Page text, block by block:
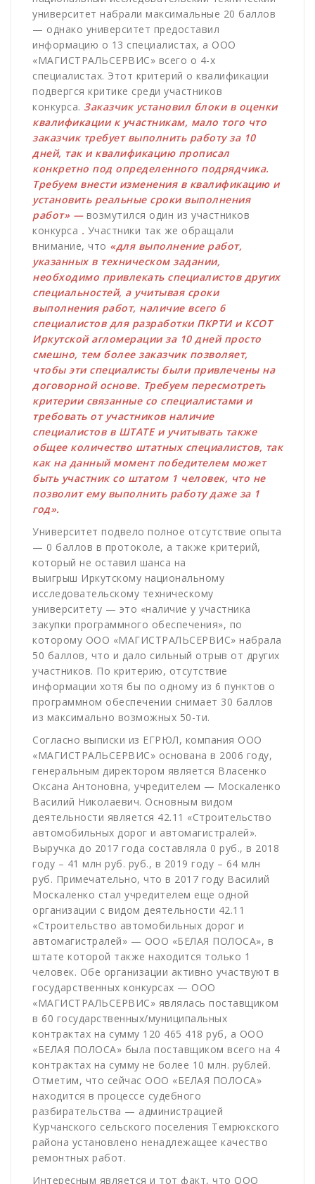
университет набрали максимальные 20 баллов
— однако университет предоставил
информацию о 13 специалистах, а ООО
«МАГИСТРАЛЬСЕРВИС» всего о 4-х
специалистах. Этот критерий о квалификации
подвергся критике среди участников
конкурса. Заказчик установил блоки в оценки
квалификации к участникам, мало того что
заказчик требует выполнить работу за 10
дней, так и квалификацию прописал
конкретно под определенного подрядчика.
Требуем внести изменения в квалификацию и
установить реальные сроки выполнения
работ» — возмутился один из участников
конкурса . Участники так же обращали
внимание, что «для выполнение работ,
указанных в техническом задании,
необходимо привлекать специалистов других
специальностей, а учитывая сроки
выполнения работ, наличие всего 6
специалистов для разработки ПКРТИ и КСОТ
Иркутской агломерации за 10 дней просто
смешно, тем более заказчик позволяет,
чтобы эти специалисты были привлечены на
договорной основе. Требуем пересмотреть
критерии связанные со специалистами и
требовать от участников наличие
специалистов в ШТАТЕ и учитывать также
общее количество штатных специалистов, так
как на данный момент победителем может
быть участник со штатом 1 человек, что не
позволит ему выполнить работу даже за 1
год».
Университет подвело полное отсутствие опыта
— 0 баллов в протоколе, а также критерий,
который не оставил шанса на
выигрыш Иркутскому национальному
исследовательскому техническому
университету — это «наличие у участника
закупки программного обеспечения», по
которому ООО «МАГИСТРАЛЬСЕРВИС» набрала
50 баллов, что и дало сильный отрыв от других
участников. По критерию, отсутствие
информации хотя бы по одному из 6 пунктов о
программном обеспечении снимает 30 баллов
из максимально возможных 50-ти.
Согласно выписки из ЕГРЮЛ, компания ООО
«МАГИСТРАЛЬСЕРВИС» основана в 2006 году,
генеральным директором является Власенко
Оксана Антоновна, учредителем — Москаленко
Василий Николаевич. Основным видом
деятельности является 42.11 «Строительство
автомобильных дорог и автомагистралей».
Выручка до 2017 года составляла 0 руб., в 2018
году – 41 млн руб. руб., в 2019 году – 64 млн
руб. Примечательно, что в 2017 году Василий
Москаленко стал учредителем еще одной
организации с видом деятельности 42.11
«Строительство автомобильных дорог и
автомагистралей» — ООО «БЕЛАЯ ПОЛОСА», в
штате которой также находится только 1
человек. Обе организации активно участвуют в
государственных конкурсах — ООО
«МАГИСТРАЛЬСЕРВИС» являлась поставщиком
в 60 государственных/муниципальных
контрактах на сумму 120 465 418 руб, а ООО
«БЕЛАЯ ПОЛОСА» была поставщиком всего на 4
контрактах на сумму не более 10 млн. рублей.
Отметим, что сейчас ООО «БЕЛАЯ ПОЛОСА»
находится в процессе судебного
разбирательства — администрацией
Курчанского сельского поселения Темрюкского
района установлено ненадлежащее качество
ремонтных работ.
Интересным является и тот факт, что ООО